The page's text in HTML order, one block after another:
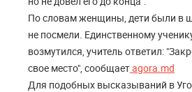
По словам женщины, дети были в
не посмели. Единственному
возмутился, учитель ответил:
свое место", сообщаетagora.md
Для подобных высказываний в